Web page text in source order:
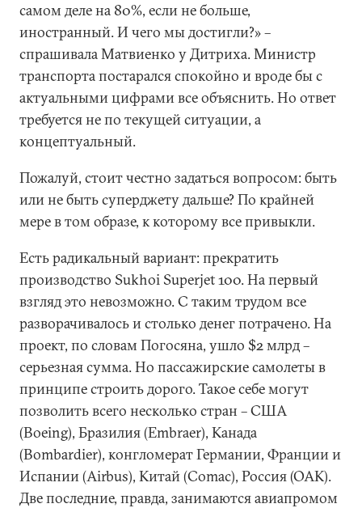
самом деле на 80%, если не больше,
иностранный. И чего мы достигли?» –
спрашивала Матвиенко у Дитриха. Министр
транспорта постарался спокойно и вроде бы с
актуальными цифрами все объяснить. Но ответ
требуется не по текущей ситуации, а
концептуальный.
Пожалуй, стоит честно задаться вопросом: быть
или не быть суперджету дальше? По крайней
мере в том образе, к которому все привыкли.
Есть радикальный вариант: прекратить
производство Sukhoi Superjet 100. На первый
взгляд это невозможно. С таким трудом все
разворачивалось и столько денег потрачено. На
проект, по словам Погосяна, ушло $2 млрд –
серьезная сумма. Но пассажирские самолеты в
принципе строить дорого. Такое себе могут
позволить всего несколько стран – США
(Boeing), Бразилия (Embraer), Канада
(Bombardier), конгломерат Германии, Франции и
Испании (Airbus), Китай (Comac), Россия (ОАК).
Две последние, правда, занимаются авиапромом